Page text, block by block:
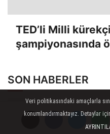
TED’li Milli
şampiyonasında
SON HABERLER
Belediye
Yeni
Veri politikasındaki amaçlarla
konumlandırmaktayız. Detaylar